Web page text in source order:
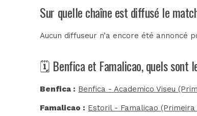
Sur quelle chaîne est diffusé le
Aucun diffuseur n’a encore été annoncé
🗓️ Benfica et Famalicao, quels sont
Benfica : Benfica - Academico Viseu
Famalicao : Estoril - Famalicao (Primeira